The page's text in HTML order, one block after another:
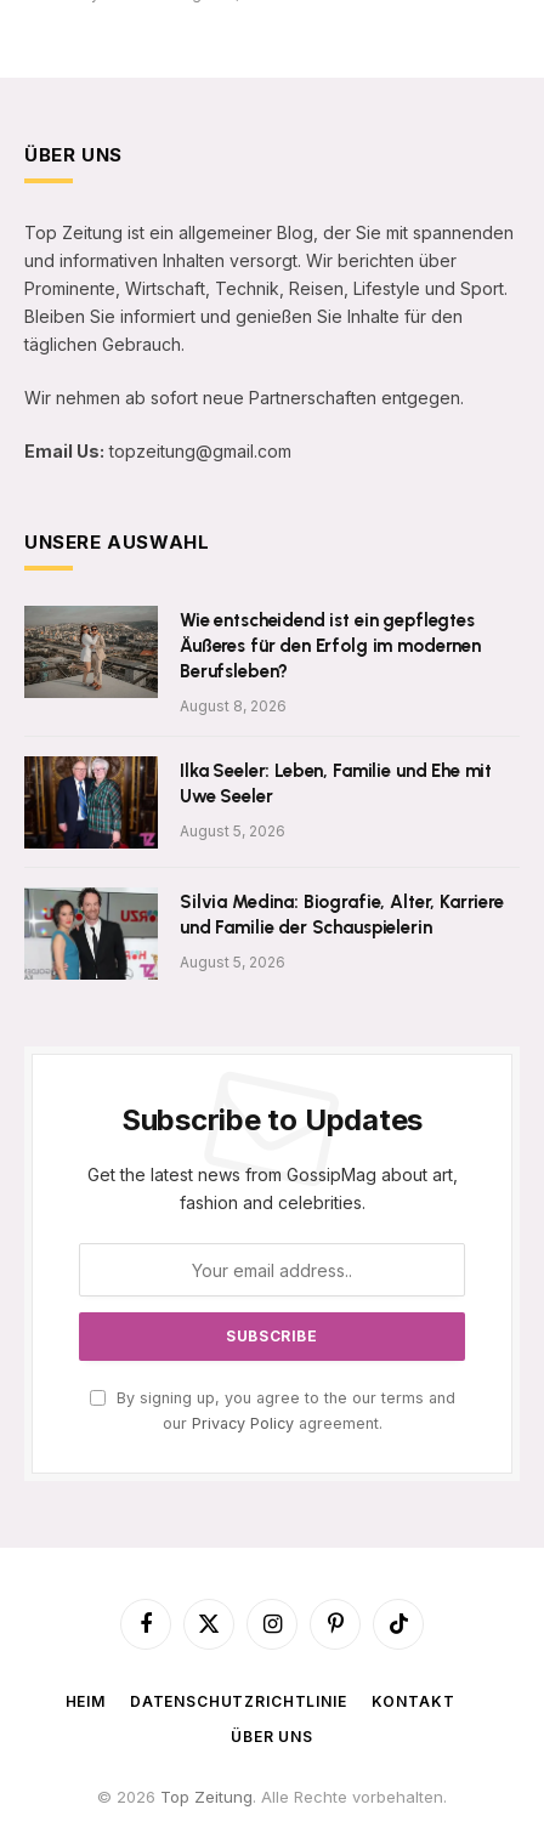
ÜBER UNS
Top Zeitung ist ein allgemeiner Blog, der Sie mit spannenden
und informativen Inhalten versorgt. Wir berichten über
Prominente, Wirtschaft, Technik, Reisen, Lifestyle und Sport.
Bleiben Sie informiert und genießen Sie Inhalte für den
täglichen Gebrauch.
Wir nehmen ab sofort neue Partnerschaften entgegen.
Email Us: topzeitung@gmail.com
UNSERE AUSWAHL
Wie entscheidend ist ein gepflegtes
Äußeres für den Erfolg im modernen
Berufsleben?
August 8, 2026
Ilka Seeler: Leben, Familie und Ehe mit
Uwe Seeler
August 5, 2026
Silvia Medina: Biografie, Alter, Karriere
und Familie der Schauspielerin
August 5, 2026
Subscribe to Updates
Get the latest news from GossipMag about art,
fashion and celebrities.
By signing up, you agree to the our terms and
our Privacy Policyagreement.
Facebook
X
InstagramPinterestTikTok
HEIM DATENSCHUTZRICHTLINIE
KONTAKT
ÜBER UNS
© 2026 Top Zeitung. Alle Rechte vorbehalten.